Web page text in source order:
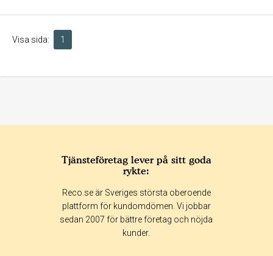
Visa sida: 1
Tjänsteföretag lever på sitt goda
rykte:
Reco.se är Sveriges största oberoende
plattform för kundomdömen. Vi jobbar
sedan 2007 för bättre företag och nöjda
kunder.